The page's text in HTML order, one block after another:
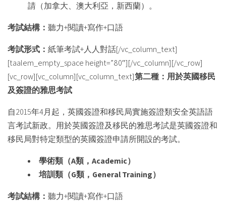
請（加拿大、澳大利亞，新西蘭）。
考試結構： 聽力+閱讀+寫作+口語
考試形式： 紙筆考試+人人對話[/vc_column_text]
[taalem_empty_space height=”80″][/vc_column][/vc_row]
[vc_row][vc_column][vc_column_text]第二種：用於英國移民
及簽證的雅思考試
自2015年4月起，英國簽證和移民局實施簽證類安全英語語
言考試新政。用於英國簽證及移民的雅思考試是英國簽證和
移民局對特定類型的英國簽證申請所開設的考試。
學術類（A類， Academic）
培訓類（G類， General Training）
考試結構： 聽力+閱讀+寫作+口語